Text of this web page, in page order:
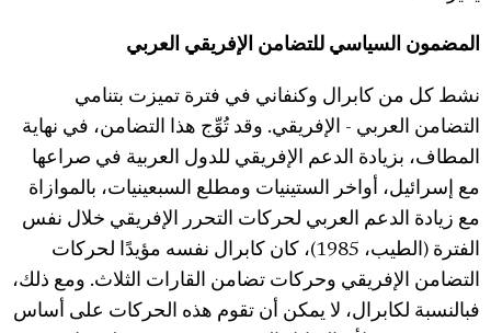
المضمون السياسي للتضامن الإفريقي العربي
نشط كل من كابرال وكنفاني في فترة تميزت بتنامي
التضامن العربي - الإفريقي. وقد تُوِّج هذا التضامن، في نهاية
المطاف، بزيادة الدعم الإفريقي للدول العربية في صراعها
مع إسرائيل، أواخر الستينيات ومطلع السبعينيات، بالموازاة
مع زيادة الدعم العربي لحركات التحرر الإفريقي خلال نفس
الفترة (الطيب، 1985)، كان كابرال نفسه مؤيدًا لحركات
التضامن الإفريقي وحركات تضامن القارات الثلاث. ومع ذلك،
فبالنسبة لكابرال، لا يمكن أن تقوم هذه الحركات على أساس